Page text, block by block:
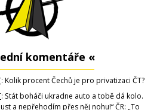
komentáře «
: Kolik procent Čechů je pro privatizaci ČT?
: Stát boháči ukradne auto a tobě dá kolo.
a nepřehodím přes něj nohu!“ ČR: „To